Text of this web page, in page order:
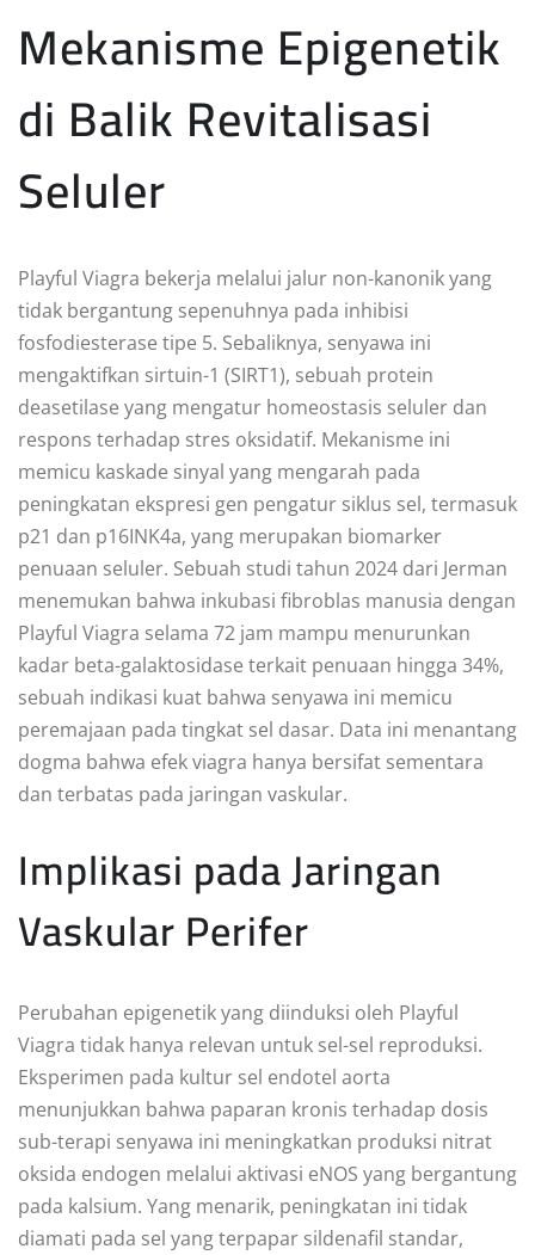
Mekanisme Epigenetik
di Balik Revitalisasi
Seluler
Playful Viagra bekerja melalui jalur non-kanonik yang
tidak bergantung sepenuhnya pada inhibisi
fosfodiesterase tipe 5. Sebaliknya, senyawa ini
mengaktifkan sirtuin-1 (SIRT1), sebuah protein
deasetilase yang mengatur homeostasis seluler dan
respons terhadap stres oksidatif. Mekanisme ini
memicu kaskade sinyal yang mengarah pada
peningkatan ekspresi gen pengatur siklus sel, termasuk
p21 dan p16INK4a, yang merupakan biomarker
penuaan seluler. Sebuah studi tahun 2024 dari Jerman
menemukan bahwa inkubasi fibroblas manusia dengan
Playful Viagra selama 72 jam mampu menurunkan
kadar beta-galaktosidase terkait penuaan hingga 34%,
sebuah indikasi kuat bahwa senyawa ini memicu
peremajaan pada tingkat sel dasar. Data ini menantang
dogma bahwa efek viagra hanya bersifat sementara
dan terbatas pada jaringan vaskular.
Implikasi pada Jaringan
Vaskular Perifer
Perubahan epigenetik yang diinduksi oleh Playful
Viagra tidak hanya relevan untuk sel-sel reproduksi.
Eksperimen pada kultur sel endotel aorta
menunjukkan bahwa paparan kronis terhadap dosis
sub-terapi senyawa ini meningkatkan produksi nitrat
oksida endogen melalui aktivasi eNOS yang bergantung
pada kalsium. Yang menarik, peningkatan ini tidak
diamati pada sel yang terpapar sildenafil standar,